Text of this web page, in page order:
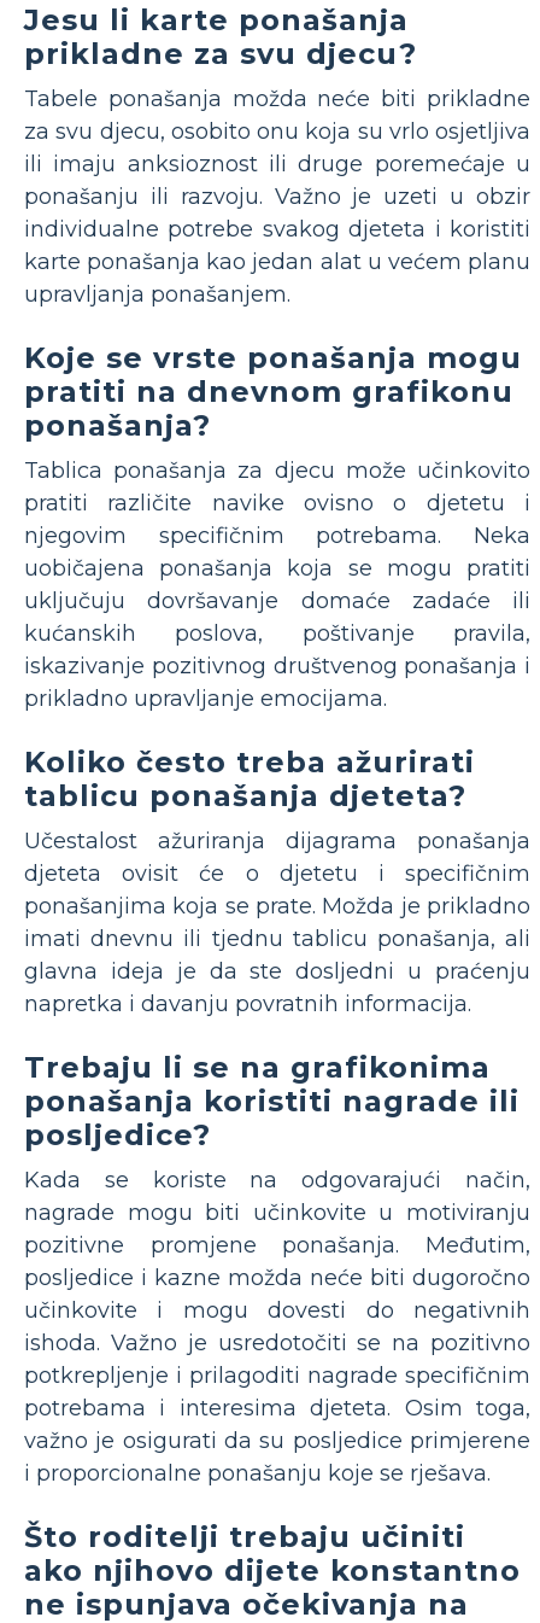
Jesu li karte ponašanja
prikladne za svu djecu?
Tabele ponašanja možda neće biti prikladne
za svu djecu, osobito onu koja su vrlo osjetljiva
ili imaju anksioznost ili druge poremećaje u
ponašanju ili razvoju. Važno je uzeti u obzir
individualne potrebe svakog djeteta i koristiti
karte ponašanja kao jedan alat u većem planu
upravljanja ponašanjem.
Koje se vrste ponašanja mogu
pratiti na dnevnom grafikonu
ponašanja?
Tablica ponašanja za djecu može učinkovito
pratiti različite navike ovisno o djetetu i
njegovim specifičnim potrebama. Neka
uobičajena ponašanja koja se mogu pratiti
uključuju dovršavanje domaće zadaće ili
kućanskih poslova, poštivanje pravila,
iskazivanje pozitivnog društvenog ponašanja i
prikladno upravljanje emocijama.
Koliko često treba ažurirati
tablicu ponašanja djeteta?
Učestalost ažuriranja dijagrama ponašanja
djeteta ovisit će o djetetu i specifičnim
ponašanjima koja se prate. Možda je prikladno
imati dnevnu ili tjednu tablicu ponašanja, ali
glavna ideja je da ste dosljedni u praćenju
napretka i davanju povratnih informacija.
Trebaju li se na grafikonima
ponašanja koristiti nagrade ili
posljedice?
Kada se koriste na odgovarajući način,
nagrade mogu biti učinkovite u motiviranju
pozitivne promjene ponašanja. Međutim,
posljedice i kazne možda neće biti dugoročno
učinkovite i mogu dovesti do negativnih
ishoda. Važno je usredotočiti se na pozitivno
potkrepljenje i prilagoditi nagrade specifičnim
potrebama i interesima djeteta. Osim toga,
važno je osigurati da su posljedice primjerene
i proporcionalne ponašanju koje se rješava.
Što roditelji trebaju učiniti
ako njihovo dijete konstantno
ne ispunjava očekivanja na